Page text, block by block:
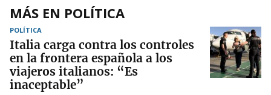
MÁS EN POLÍTICA
POLÍTICA
Italia carga contra los controles
en la frontera española a los
viajeros italianos: “Es
inaceptable”